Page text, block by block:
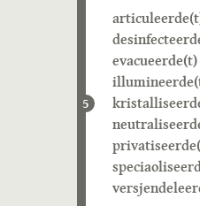
5
evacueerde(t)